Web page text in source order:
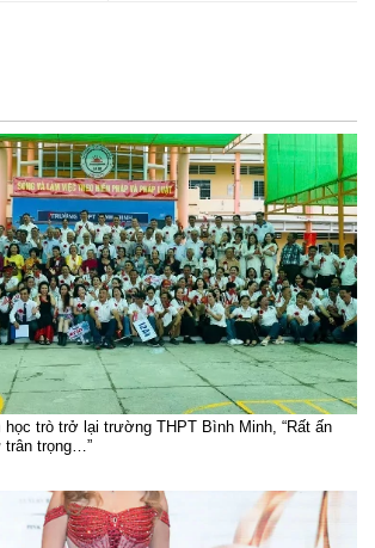
học trò trở lại trường THPT Bình Minh, “Rất ấn
trọng…”